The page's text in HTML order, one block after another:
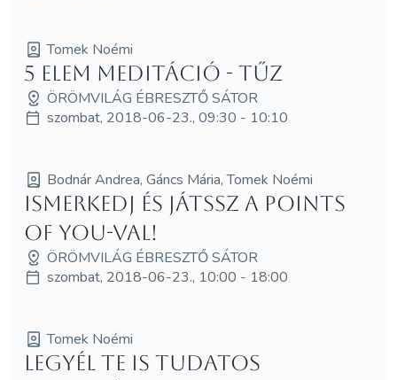
Tomek Noémi
5 elem meditáció - Tűz
ÖRÖMVILÁG ÉBRESZTŐ SÁTOR
szombat, 2018-06-23., 09:30 - 10:10
Bodnár Andrea, Gáncs Mária, Tomek Noémi
Ismerkedj és játssz a Points
of You-val!
ÖRÖMVILÁG ÉBRESZTŐ SÁTOR
szombat, 2018-06-23., 10:00 - 18:00
Tomek Noémi
Legyél te is tudatos